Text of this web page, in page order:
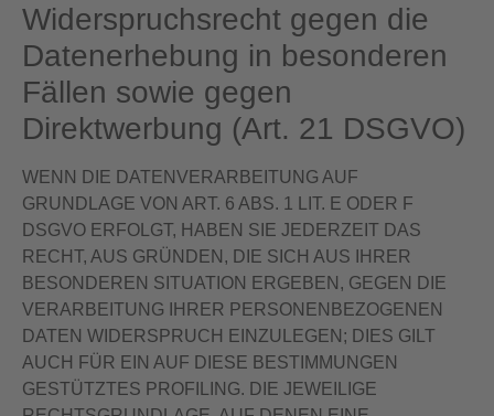
Widerspruchsrecht gegen die
Datenerhebung in besonderen
Fällen sowie gegen
Direktwerbung (Art. 21 DSGVO)
WENN DIE DATENVERARBEITUNG AUF
GRUNDLAGE VON ART. 6 ABS. 1 LIT. E ODER F
DSGVO ERFOLGT, HABEN SIE JEDERZEIT DAS
RECHT, AUS GRÜNDEN, DIE SICH AUS IHRER
BESONDEREN SITUATION ERGEBEN, GEGEN DIE
VERARBEITUNG IHRER PERSONENBEZOGENEN
DATEN WIDERSPRUCH EINZULEGEN; DIES GILT
AUCH FÜR EIN AUF DIESE BESTIMMUNGEN
GESTÜTZTES PROFILING. DIE JEWEILIGE